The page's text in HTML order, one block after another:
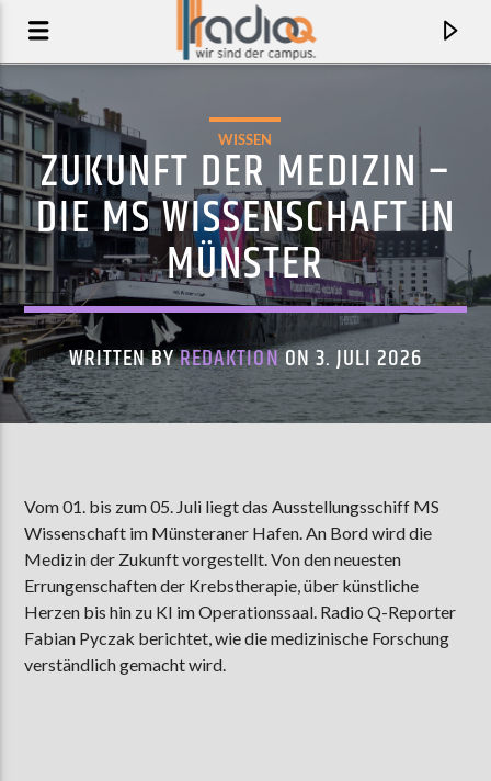
AKTUELLER TRACK
AKTUELLE SENDUNG
MOEBIUS
19:00 24:00
WISSEN
ZUKUNFT DER MEDIZIN –
DIE MS WISSENSCHAFT IN
MÜNSTER
WRITTEN BYREDAKTIONON 3. JULI 2026
Vom 01. bis zum 05. Juli liegt das Ausstellungsschiff MS
Wissenschaft im Münsteraner Hafen. An Bord wird die
Medizin der Zukunft vorgestellt. Von den neuesten
Errungenschaften der Krebstherapie, über künstliche
Herzen bis hin zu KI im Operationssaal. Radio Q-Reporter
Fabian Pyczak berichtet, wie die medizinische Forschung
verständlich gemacht wird.